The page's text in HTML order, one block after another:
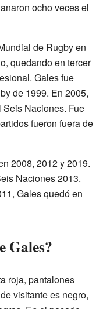
ocho veces el
de Rugby en
quedando en tercer
Gales fue
de 1999. En 2005,
Naciones. Fue
fueron fuera de
2008, 2012 y 2019.
Naciones 2013.
Gales quedó en
Gales?
roja, pantalones
visitante es negro,